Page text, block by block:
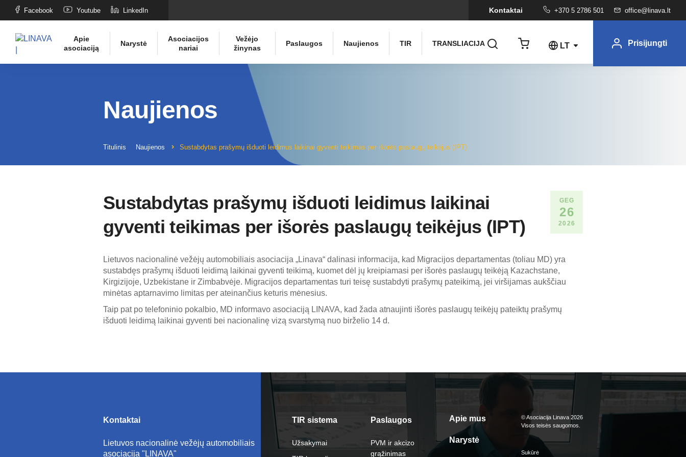
Facebook Youtube LinkedIn Kontaktai +370 5 2786 501 office@linava.lt
Apie
asociaciją
Narystė
Asociacijos
nariai
Vežėjo
žinynas
Paslaugos Naujienos TIR TRANSLIACIJA LT Prisijungti
Naujienos
Titulinis Naujienos Sustabdytas prašymų išduoti leidimus laikinai gyventi teikimas per išorės paslaugų teikėjus (IPT)
Sustabdytas prašymų išduoti leidimus laikinai
gyventi teikimas per išorės paslaugų teikėjus (IPT)
GEG
26
2026
Lietuvos nacionalinė vežėjų automobiliais asociacija „Linava“ dalinasi informacija, kad Migracijos departamentas (toliau MD) yra
sustabdęs prašymų išduoti leidimą laikinai gyventi teikimą, kuomet dėl jų kreipiamasi per išorės paslaugų teikėją Kazachstane,
Kirgizijoje, Uzbekistane ir Zimbabvėje. Migracijos departamentas turi teisę sustabdyti prašymų pateikimą, jei viršijamas aukščiau
minėtas aptarnavimo limitas per ateinančius keturis mėnesius.
Taip pat po telefoninio pokalbio, MD informavo asociaciją LINAVA, kad žada atnaujinti išorės paslaugų teikėjų pateiktų prašymų
išduoti leidimą laikinai gyventi bei nacionalinę vizą svarstymą nuo birželio 14 d.
Kontaktai
Lietuvos nacionalinė vežėjų automobiliais
asociacija "LINAVA"
TIR sistema
Užsakymai
Paslaugos
PVM ir akcizo
grąžinimas
Apie mus
Narystė
© Asociacija Linava 2026
Visos teisės saugomos.
Sukūrė